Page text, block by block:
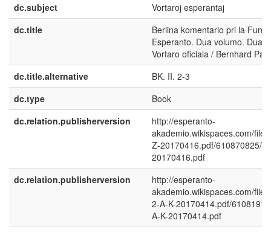
dc.subject
Vortaroj esperantaj
dc.title
Berlina komentario pri la
Esperanto. Dua volumo. Dua-
Vortaro oficiala / Bernhard
dc.title.alternative
BK. II. 2-3
dc.type
Book
dc.relation.publisherversion
http://esperanto-
akademio.wikispaces.com/file/
Z-20170416.pdf/610870825/
20170416.pdf
dc.relation.publisherversion
http://esperanto-
akademio.wikispaces.com/file/
2-A-K-20170414.pdf/
A-K-20170414.pdf